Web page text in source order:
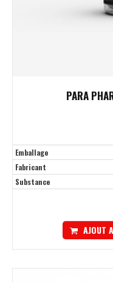
PARA
Emballage
Fabricant
Substance
AJOUT